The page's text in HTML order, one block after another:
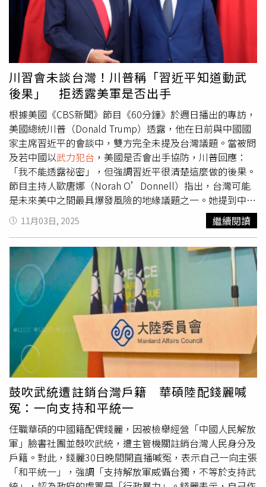
絕詳述，稱「我不想洩露，我不能洩露我的祕密，對方曉得
的。」他還說，習及他的官員也公開說過，「我們絕不會在
川普總統任內採取任何行動」，因為他們明白後果。美媒指
出，川普的說法應可讓台北的官員稍感安心，相信美國會繼
續在軍事上支持台灣。先前川普曾抱怨，台灣奪走美國的晶
片產業，也應該在自我防衛上做得更多，這番言論引發台灣
的擔憂。陸方聲明 不允許台灣分裂川普從大選前至當選
後，多次在受訪時拒答是否保衛台灣。川普有一次受訪時
稱，「只有笨蛋才會洩露底牌」。另有一次還說，他不需要
動用軍力，因為習近平知道「我超級瘋狂」。相較於川普的
模糊態度，前總統拜登曾在接受《時代》雜誌專訪時重申，
不排除美國動用武力保衛台灣的可能性。在此之前，拜登至
少4次在不同場合作出類似表態。台灣議題在川普的亞洲行
中數度被提出，他在啟程途中於專機上也回應相關提問，表
示「希望他們（中國）不會這麼做（犯台）」，還指出「這
麼做對他們可能會非常危險」。川習會落幕後，川普在返美
的專機上表示沒有提到台灣議題，相關內容並未被討論。據
美聯社報導，針對川普是否曾獲得習或陸方官員關於台灣問
題的任何保證，大陸駐美使館發言人劉鵬宇未直接回應，但
在聲明中強調，大陸「絕不允許任何人或勢力以任何方式，
把台灣從中國分裂出去」。避談台灣 川習重貿易議題白宮
方面也未提供進一步細節，說明習或陸方官員何時曾向川普
傳達訊息，聲稱在川普任內不對台採取軍事行動。但川習會
未提台灣問題，這與以往陸美會談的情形截然不同。北京先
前通常會利用此類場合詳細重申其立場，並警告華府不要支
持「台獨」或武裝台灣。川普就職前，川習曾在1月17日通
話，而川普上任後，川習在6月5日首度通話，兩次習皆強
調，美國應當慎重處理台灣問題，以免陸美陷入對抗衝突。
然而，川習在9月最近一次通話中就避談台灣問題，而是將
重點放在貿易議題。當被問及與習近平在韓國達成的貿易協
議時，川普表示，「我一直認為，如果我們能達成好的協
議，與中國和睦相處總比不和睦要好」。他補充道，「我認
為中美相處融洽非常重要，而且我們高層之間也相處非常融
川習會未談台灣！川普稱「習近平知道動武
後果」 拒透露美軍是否出手
根據美國《CBS新聞》節目《60分鐘》於週日播出的專訪，
美國總統川普（Donald Trump）透露，他在日前與中國國
家主席習近平的會談中，雙方完全未提及台灣議題。當被問
及若中國以武力犯台 ，美國是否會出手協防，川普回應：
「我不能透露祕密」，但強調習近平很清楚這麼做的後果。
節目主持人歐唐娜（Norah O’Donnell）指出，台灣可能
是未來美中之間最具爆發風險的地緣議題之一。她提到中國
軍方持續在台灣周邊海域、空域與網路空間施加壓力，並追
問川普是否會在中國動武時下令美軍協防台灣。川普並未正
（習近平）知道答案。」他重申，習近平與其官員曾公開表
示，「我們不會在川普總統任內採取行動」，因為他們知道
那會帶來什麼樣的後果。他進一步透露：「這個議題（台
灣）在我們的會談中完全沒被提起。他從來沒提。人們對此
有些驚訝。但他們了解事情會怎麼發展。」此次專訪是川普
睽違五年後再次接受《60分鐘》專訪，也是他與《CBS》母
公司派拉蒙（Paramount）就2024年與當時民主黨副總統
候選人賀錦麗（Kamala Harris）訪談爭議達成和解後的首
次亮相。報導指出，該和解未包含任何道歉聲明。
11月03日, 2025 繼續閱讀
鼓吹武統遭註銷台灣戶籍 華碩陸配錢麗喊
冤：一向支持和平統一
任職華碩的中國籍配偶錢麗，因被檢舉經營「中國人民解放
軍」臉書社團並鼓吹武統，遭主管機關註銷台灣人民身分及
戶籍。對此，錢麗30日晚間開直播喊冤，表示自己一向主張
「和平統一」，強調「支持解放軍威懾台獨，不等於支持武